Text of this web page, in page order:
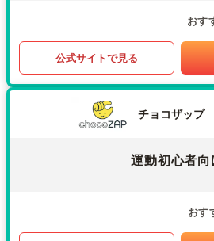
おす
公式サイトで見る
チョコザップ
運動初心者向
おす